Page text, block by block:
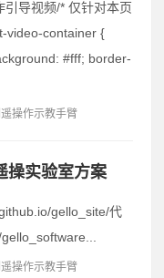
导视频/* 仅针对本页
video-container {
#fff; border-
操作示教手臂
操实验室方案
gello_site/代
操作示教手臂